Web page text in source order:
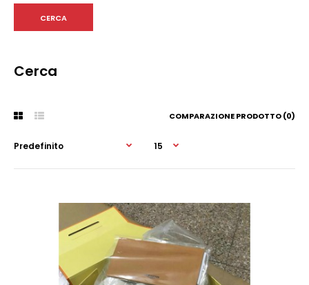
Cerca
COMPARAZIONE PRODOTTO (0)